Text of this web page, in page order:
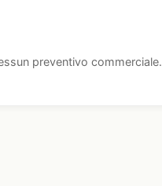
preventivo commerciale.